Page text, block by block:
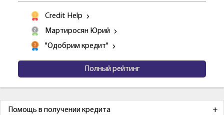
Credit Help
Мартиросян Юрий
"Одобрим кредит"
Полный рейтинг
Помощь в получении кредита